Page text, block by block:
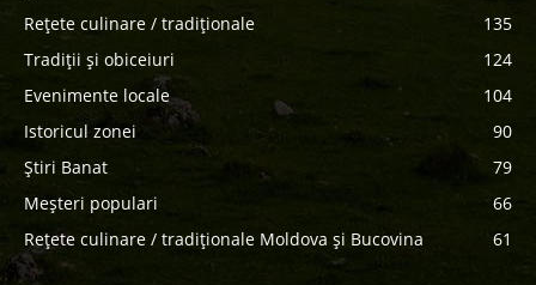
Rețete culinare / tradiționale
135
Tradiții și obiceiuri
124
Evenimente locale
104
Istoricul zonei
90
Știri Banat
79
Meșteri populari
66
Rețete culinare / tradiționale Moldova și Bucovina
61